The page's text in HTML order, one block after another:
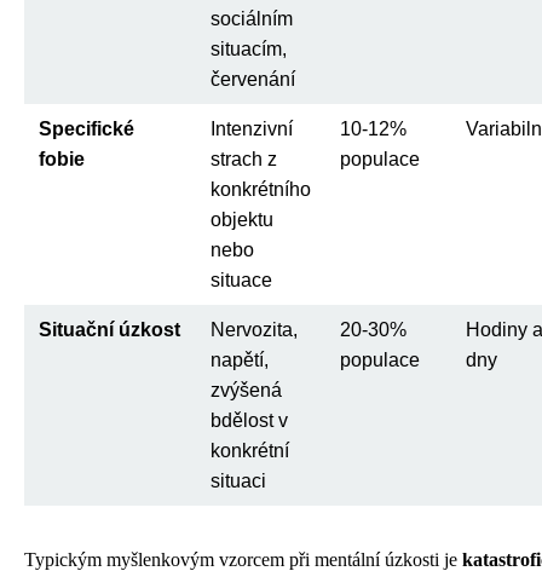
sociálním
situacím,
červenání
Specifické
fobie
Intenzivní
strach z
konkrétního
objektu
nebo
situace
10-12%
populace
Situační úzkost
Nervozita,
napětí,
zvýšená
bdělost v
konkrétní
situaci
20-30%
populace
Hodiny
dny
Typickým myšlenkovým vzorcem při mentální úzkosti je